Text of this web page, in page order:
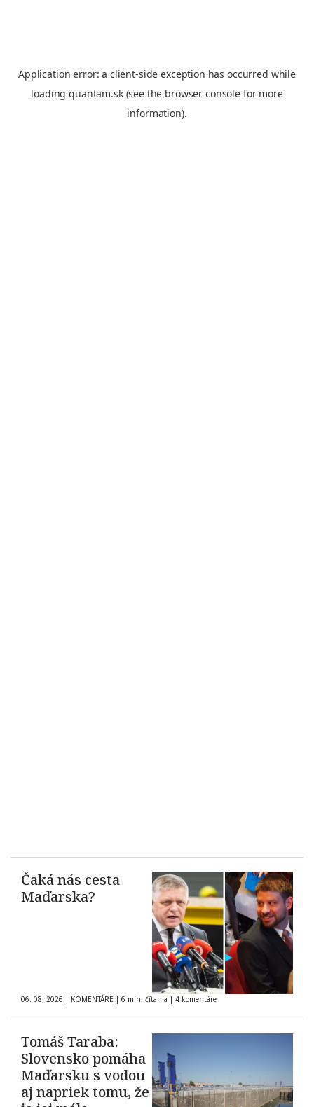
Čaká nás cesta
Maďarska?
06. 08. 2026 | KOMENTÁRE | 6 min. čítania | 4 komentáre
Tomáš Taraba:
Slovensko pomáha
Maďarsku s vodou
aj napriek tomu, že